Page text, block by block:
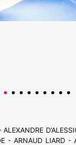
- ARNAUD LIARD -